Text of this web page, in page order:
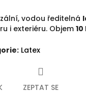
vodou ředitelná
i exteriéru. Objem
: Latex
ZEPTAT SE